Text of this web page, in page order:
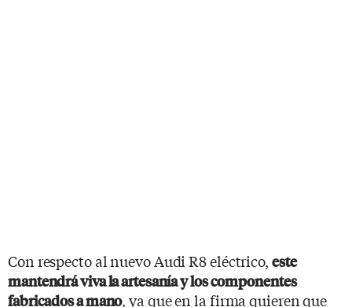
Con respecto al nuevo Audi R8 eléctrico, este
mantendrá viva la artesanía y los componentes
fabricados a mano, ya que en la firma quieren que